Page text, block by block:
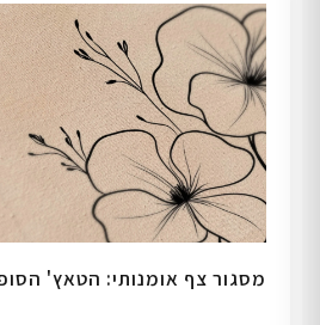
מסגור צף אומנותי: הטאץ'